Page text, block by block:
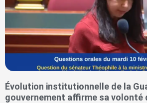
Évolution institutionnelle de la
gouvernement affirme sa volonté